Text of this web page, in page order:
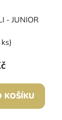
- JUNIOR
KOŠÍKU